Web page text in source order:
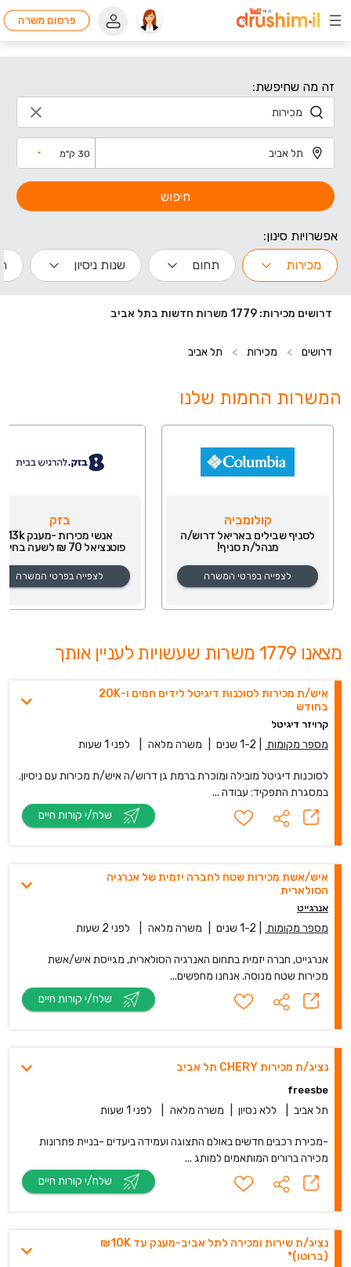
פרסום משרה
זה מה שחיפשת:
30 ק"מ
חיפוש
אפשרויות סינון:
מכירות
תחום שנות ניסיון
דרושים מכירות: 1779 משרות חדשות בתל אביב
דרושים > מכירות > תל אביב
המשרות החמות שלנו
קולומביה
לסניף שבילים באריאל דרוש/ה
מנהל/ת סניף!
לצפייה בפרטי המשרה
בזק
אנשי מכירות -מענק 13k
פוטנציאל 70 ₪ לשעה בחיפה!
לצפייה בפרטי המשרה
מצאנו 1779 משרות שעשויות לעניין אותך
איש/ת מכירות לסוכנות דיגיטל לידים חמים ו-20K
בחודש
קרויזר דיגיטל
מספר מקומות 1-2 שנים משרה מלאה לפני 1 שעות
לסוכנות דיגיטל מובילה ומוכרת ברמת גן דרוש/ה איש/ת מכירות עם ניסיון.
במסגרת התפקיד: עבודה ...
איש/אשת מכירות שטח לחברה יזמית של אנרגיה
הסולארית
אנרגייט
מספר מקומות 1-2 שנים משרה מלאה לפני 2 שעות
אנרגייט, חברה יזמית בתחום האנרגיה הסולארית, מגייסת איש/אשת
מכירות שטח מנוסה. אנחנו מחפשים...
נציג/ת מכירות CHERY תל אביב
freesbe
תל אביב ללא נסיון משרה מלאה לפני 1 שעות
-מכירת רכבים חדשים באולם התצוגה ועמידה ביעדים -בניית פתרונות
מכירה ברורים המותאמים למותג ...
נציג/ת שירות ומכירה לתל אביב-מענק עד 10K₪
(ברוטו)*